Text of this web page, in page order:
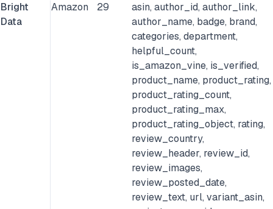
Bright
Data
Amazon 29
asin, author_id, author_link,
author_name, badge, brand,
categories, department,
helpful_count,
is_amazon_vine, is_verified,
product_name, product_rating,
product_rating_count,
product_rating_max,
product_rating_object, rating,
review_country,
review_header, review_id,
review_images,
review_posted_date,
review_text, url, variant_asin,